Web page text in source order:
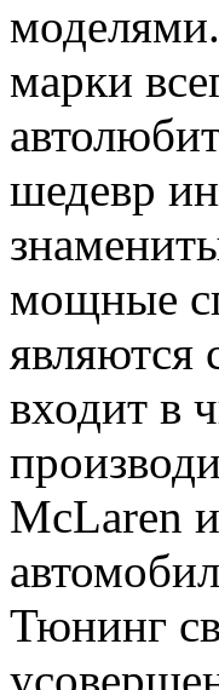
марки
шедевр
мощные
входит в
McLaren
Тюнинг